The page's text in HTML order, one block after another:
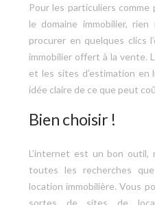
Pour les particuliers
le domaine immobilier,
procurer en quelques clics
immobilier offert à la vente.
et les sites d’estimation en
idée claire de ce que peut
Bien choisir !
L’internet est un bon
toutes les recherches
location immobilière. Vous
sortes de sites de